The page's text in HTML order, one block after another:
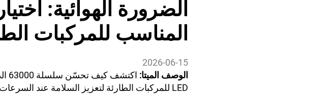
المناسب للمركبات
2026-06-15
الوصف الميتا:
LED للمركبات الطارئة لتعزيز السلامة عند السرعات العالية وكفاءة استهلاك الوقود.